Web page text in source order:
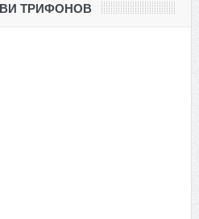
ТРИФОНОВ